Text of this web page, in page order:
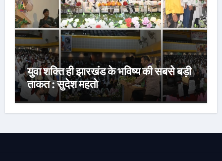
युवा शक्ति ही झारखंड के भविष्य की सबसे बड़ी
ताकत : सुदेश महतो